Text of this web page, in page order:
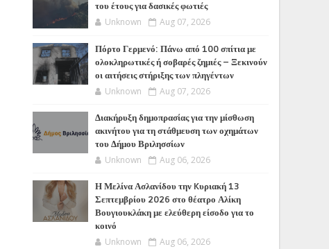
του έτους για δασικές φωτιές
Unknown Aug 07, 2026
Πόρτο Γερμενό: Πάνω από 100 σπίτια με
ολοκληρωτικές ή σοβαρές ζημιές – Ξεκινούν
οι αιτήσεις στήριξης των πληγέντων
Unknown Aug 07, 2026
Διακήρυξη δημοπρασίας για την μίσθωση
ακινήτου για τη στάθμευση των οχημάτων
του Δήμου Βριλησσίων
Unknown Aug 06, 2026
Η Μελίνα Ασλανίδου την Kυριακή 13
Σεπτεμβρίου 2026 στο θέατρο Αλίκη
Βουγιουκλάκη με ελεύθερη είσοδο για το
κοινό
Unknown Aug 06, 2026